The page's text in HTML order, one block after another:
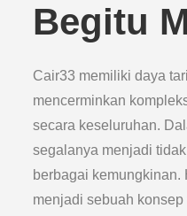
Begitu
Cair33 memiliki daya
mencerminkan
secara keseluruhan.
segalanya menjadi
berbagai kemungkinan.
menjadi sebuah